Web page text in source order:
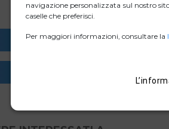
ZIP IMMAGINI
navigazione personalizzata sul nostro
caselle che preferisci.
Per maggiori informazioni, consultare la